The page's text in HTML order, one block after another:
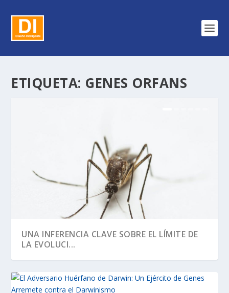
ETIQUETA: GENES ORFANS
UNA INFERENCIA CLAVE SOBRE EL LÍMITE DE
LA EVOLUCI...